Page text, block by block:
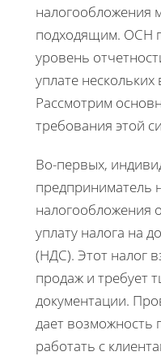
налогообложения
подходящим. ОСН
уровень
уплате
Рассмотрим
требования этой
Во-первых,
предприниматель
налогообложения
уплату налога на
(НДС). Этот налог
продаж и требует
документации.
дает
работать с